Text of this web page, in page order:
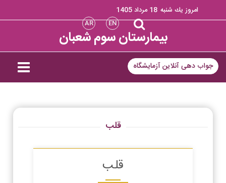
امروز يك شنبه 18 مرداد 1405
EN
AR
بیمارستان سوم شعبان
جواب دهی آنلاین آزمایشگاه
قلب
قلب